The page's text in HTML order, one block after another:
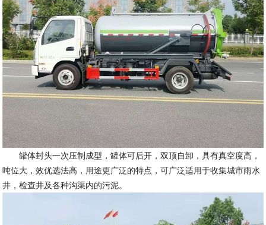
罐体封头一次压制成型，罐体可后开，双顶自卸，具有真空度高，
吨位大，效优选法高，用途更广泛的特点，可广泛适用于收集城市雨水
井，检查井及各种沟渠内的污泥。